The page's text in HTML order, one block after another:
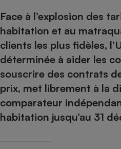
Face à l’explosion des
habitation et au
clients les plus fidèles,
déterminée à aider les
souscrire des contrats
prix, met librement à la
comparateur
habitation jusqu’au 31